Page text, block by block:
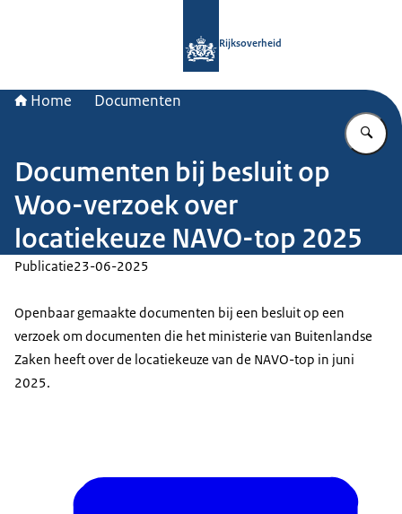
Rijksoverheid
Home Documenten
Documenten bij besluit op
Woo-verzoek over
locatiekeuze NAVO-top 2025
Publicatie23-06-2025
Openbaar gemaakte documenten bij een besluit op een
verzoek om documenten die het ministerie van Buitenlandse
Zaken heeft over de locatiekeuze van de NAVO-top in juni
2025.